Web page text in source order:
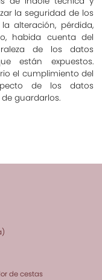
la seguridad de los
alteración, pérdida,
habida cuenta del
de los datos
están expuestos.
el cumplimiento del
de los datos
guardarlos.
de cestas